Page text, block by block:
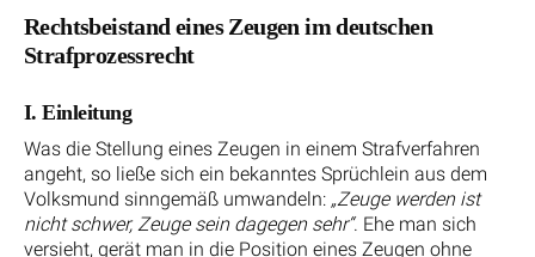
Rechtsbeistand eines Zeugen im deutschen
Strafprozessrecht
I. Einleitung
Was die Stellung eines Zeugen in einem Strafverfahren
angeht, so ließe sich ein bekanntes Sprüchlein aus dem
Volksmund sinngemäß umwandeln: „Zeuge werden ist
nicht schwer, Zeuge sein dagegen sehr“. Ehe man sich
versieht, gerät man in die Position eines Zeugen ohne